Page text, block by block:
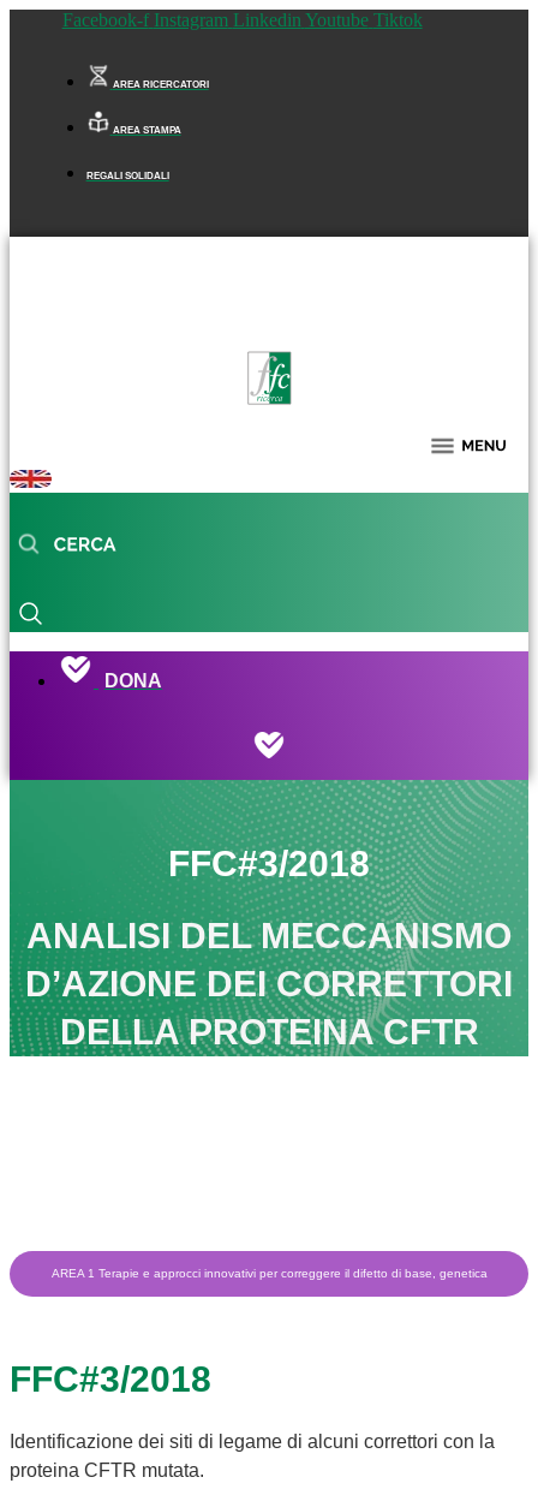
Facebook-f Instagram Linkedin Youtube Tiktok
AREA RICERCATORI
AREA STAMPA
REGALI SOLIDALI
DONA
FFC#3/2018
ANALISI DEL MECCANISMO
D’AZIONE DEI CORRETTORI
DELLA PROTEINA CFTR
AREA 1 Terapie e approcci innovativi per correggere il difetto di base, genetica
FFC#3/2018
Identificazione dei siti di legame di alcuni correttori con la
proteina CFTR mutata.